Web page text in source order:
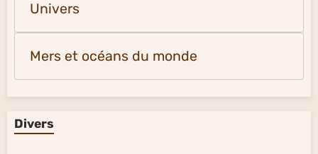
Univers
Mers et océans du monde
Divers